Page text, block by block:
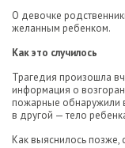
О девочке
желанным ребенком.
Как это случилось
Трагедия произошла
информация о
пожарные обнаружили
в другой — тело
Как выяснилось